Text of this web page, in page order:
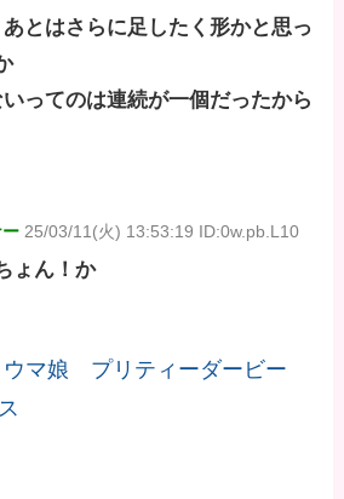
とはさらに足したく形かと思っ
ってのは連続が一個だったから
25/03/11(火) 13:53:19 ID:0w.pb.L10
ょん！か
ウマ娘 プリティーダービー